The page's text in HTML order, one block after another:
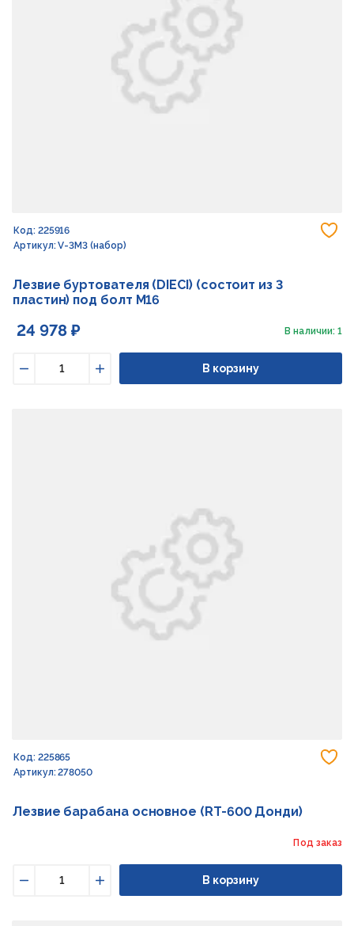
Код: 225916
Артикул: V-3M3 (набор)
Лезвие буртователя (DIECI) (состоит из 3
пластин) под болт М16
24 978 ₽ В наличии: 1
Увеличить
В корзину
Код: 225865
Артикул: 278050
Лезвие барабана основное (RT-600 Донди)
Под заказ
Увеличить
В корзину